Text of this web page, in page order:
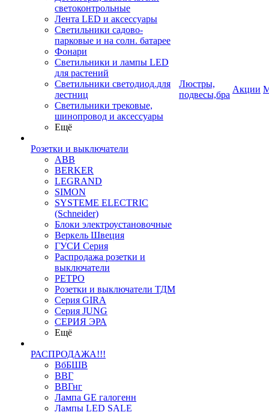
светоконтрольные
Лента LED и аксессуары
Светильники садово-
парковые и на солн. батарее
Фонари
Светильники и лампы LED
для растений
Светильники светодиод.для
лестниц
Светильники трековые,
шинопровод и аксессуары
Ещё
Розетки и выключатели
ABB
BERKER
LEGRAND
SIMON
SYSTEME ELECTRIC
(Schneider)
Блоки электроустановочные
Веркель Швеция
ГУСИ Серия
Распродажа розетки и
выключатели
РЕТРО
Розетки и выключатели ТДМ
Серия GIRA
Серия JUNG
СЕРИЯ ЭРА
Ещё
РАСПРОДАЖА!!!
ВбБШВ
ВВГ
ВВГнг
Лампа GE галогенн
Лампы LED SALE
Люстры,
подвесы,бра
Акции